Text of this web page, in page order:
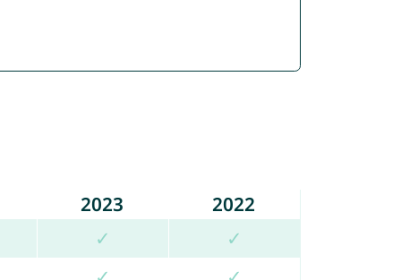
2023
2022
✓
✓